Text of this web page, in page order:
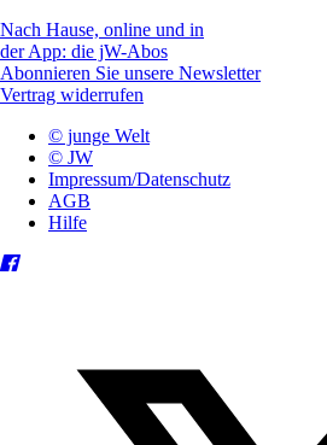
Nach Hause, online und in
der App: die jW-Abos
Abonnieren Sie unsere Newsletter
Vertrag widerrufen
© junge Welt
© JW
Impressum/Datenschutz
AGB
Hilfe